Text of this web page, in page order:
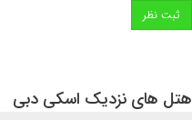
هتل های نزدیک اسکی دبی